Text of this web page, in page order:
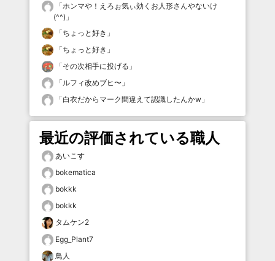
「ホンマや！えろぉ気ぃ効くお人形さんやないけ
(^^) 」
「ちょっと好き 」
「ちょっと好き 」
「その次相手に投げる 」
「ルフィ改めブヒ〜 」
「白衣だからマーク間違えて認識したんかw 」
最近の評価されている職人
あいこす
bokematica
bokkk
bokkk
タムケン2
Egg_Plant7
鳥人